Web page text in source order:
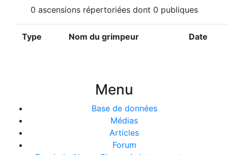
0 ascensions répertoriées dont 0 publiques
Type Nom du grimpeur Date
Menu
Base de données
Médias
Articles
Forum